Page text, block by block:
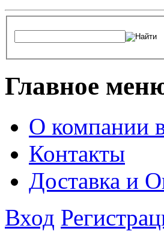
Главное
О компании
Контакты
Доставка и
Вход